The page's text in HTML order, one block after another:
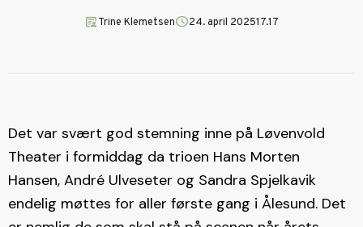
article_personTrine Klemetsenschedule24. april 202517.17
Det var svært god stemning inne på Løvenvold
Theater i formiddag da trioen Hans Morten
Hansen, André Ulveseter og Sandra Spjelkavik
endelig møttes for aller første gang i Ålesund. Det